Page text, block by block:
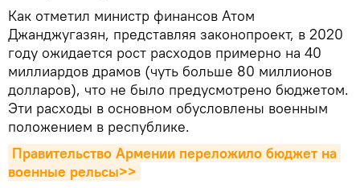
Как отметил министр финансов Атом
Джанджугазян, представляя законопроект, в 2020
году ожидается рост расходов примерно на 40
миллиардов драмов (чуть больше 80 миллионов
долларов), что не было предусмотрено бюджетом.
Эти расходы в основном обусловлены военным
положением в республике.
Правительство Армении переложило бюджет на
военные рельсы>>